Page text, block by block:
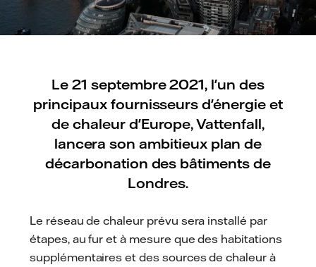
Le 21 septembre 2021, l'un des
principaux fournisseurs d'énergie et
de chaleur d'Europe, Vattenfall,
lancera son ambitieux plan de
décarbonation des bâtiments de
Londres.
Le réseau de chaleur prévu sera installé par
étapes, au fur et à mesure que des habitations
supplémentaires et des sources de chaleur à